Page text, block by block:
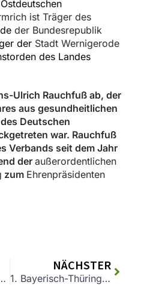
Ostdeutschen
ist Träger des
der Bundesrepublik
der Stadt Wernigerode
des Landes
Ulrich Rauchfuß ab, der
aus gesundheitlichen
Deutschen
war. Rauchfuß
Verbands seit dem Jahr
der außerordentlichen
zum Ehrenpräsidenten
Heimat- und Wanderakadmie Bayern
NÄCHSTER
1. Bayerisch-Thüringer Wandertag am 4. Oktober in Mödlareuth